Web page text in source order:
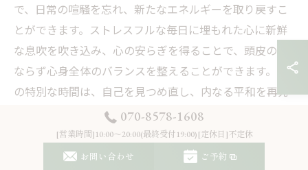
で、日常の喧騒を忘れ、新たなエネルギーを取り戻すこ
とができます。ストレスフルな毎日に埋もれた心に新鮮
な息吹を吹き込み、心の安らぎを得ることで、頭皮のみ
ならず心身全体のバランスを整えることができます。こ
の特別な時間は、自己を見つめ直し、内なる平和を再発
見するための貴重な機会です。
リラクゼーションがもたらす効果と持続性
070-8578-1608
[営業時間]10:00～20:00(最終受付19:00)[定休日]不定休
お問い合わせ ご予約